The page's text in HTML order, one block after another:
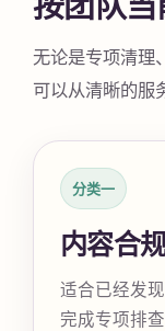
无论是专项清理
可以从清晰的服
分类一
内容合
适合已经发
完成专项排查